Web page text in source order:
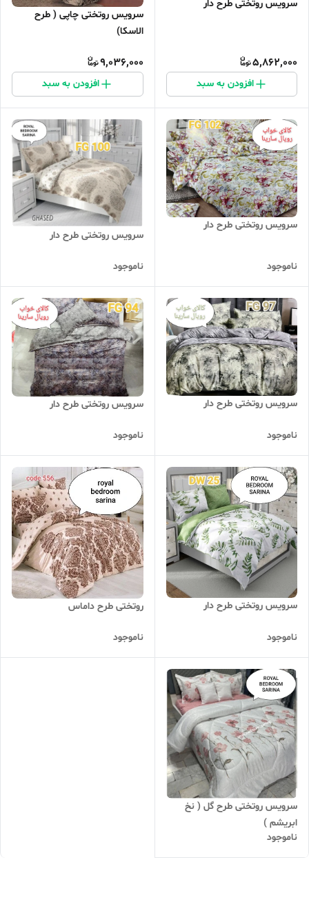
سرویس روتختی طرح دار
5,862,000
افزودن به سبد
سرویس روتختی چاپی ( طرح
الاسکا)
9,036,000
افزودن به سبد
سرویس روتختی طرح دار
ناموجود
سرویس روتختی طرح دار
ناموجود
سرویس روتختی طرح دار
ناموجود
سرویس روتختی طرح دار
ناموجود
سرویس روتختی طرح دار
ناموجود
روتختی طرح داماس
ناموجود
سرویس روتختی طرح گل ( نخ
ابریشم )
ناموجود